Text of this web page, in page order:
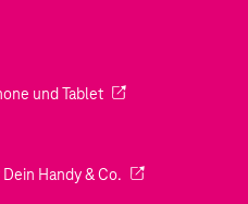
einem neuen Tab geöffnet)
neuen Tab geöffnet)
und Tablet(Wird in einem
neuen Tab geöffnet)
Handy & Co. (Wird in einem